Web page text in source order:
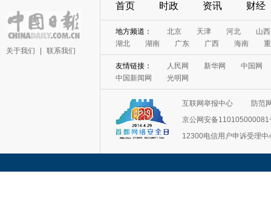
关于我们 联系我们
首页 时政 资讯 财经
地方频道： 北京 天津 河北
山西
湖北
湖南 广东 广西 海南
友情链接： 人民网 新华网
中国网
中国新闻网
光明网
互联网举报中心
防范
京公网安备110105000081
12300电信用户申诉受理中